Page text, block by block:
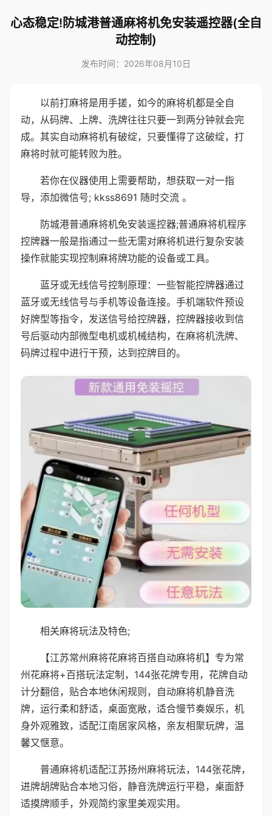
心态稳定!防城港普通麻将机免安装遥控器(全自
动控制)
发布时间：2026年08月10日
以前打麻将是用手搓，如今的麻将机都是全自
动，从码牌、上牌、洗牌往往只要一到两分钟就会完
成。其实自动麻将机有破绽，只要懂得了这破绽，打
麻将时就可能转败为胜。
若你在仪器使用上需要帮助，想获取一对一指
导，添加微信号; kkss8691 随时交流 。
防城港普通麻将机免安装遥控器;普通麻将机程序
控牌器一般是指通过一些无需对麻将机进行复杂安装
操作就能实现控制麻将牌功能的设备或工具。
蓝牙或无线信号控制原理：一些智能控牌器通过
蓝牙或无线信号与手机等设备连接。手机端软件预设
好牌型等指令，发送信号给控牌器，控牌器接收到信
号后驱动内部微型电机或机械结构，在麻将机洗牌、
码牌过程中进行干预，达到控牌目的。
相关麻将玩法及特色;
【江苏常州麻将花麻将百搭自动麻将机】专为常
州花麻将+百搭玩法定制，144张花牌专用，花牌自动
计分翻倍，贴合本地休闲规则，自动麻将机静音洗
牌，运行柔和舒适，桌面宽敞，适合慢节奏娱乐，机
身外观雅致，适配江南居家风格，亲友相聚玩牌，温
馨又惬意。
普通麻将机适配江苏扬州麻将玩法，144张花牌，
进牌胡牌贴合本地习俗，静音洗牌运行平稳，桌面舒
适摸牌顺手，外观简约家里美观实用。